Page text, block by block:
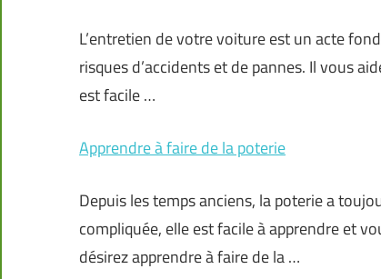
L’entretien de votre voiture est un acte
risques d’accidents et de pannes. Il vous
est facile …
Apprendre à faire de la poterie
Depuis les temps anciens, la poterie a
compliquée, elle est facile à apprendre et
désirez apprendre à faire de la …